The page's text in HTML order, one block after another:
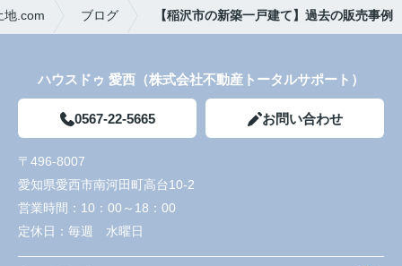
地.com ブログ 【稲沢市の新築一戸建て】過去の販売事例
ハウスドゥ 愛西（株式会社不動産トータルサポート）
0567-22-5665 お問い合わせ
〒496-8007
愛知県愛西市南河田町高台10-2
営業時間： 10：00～18：00
定休日： 毎週 水曜日